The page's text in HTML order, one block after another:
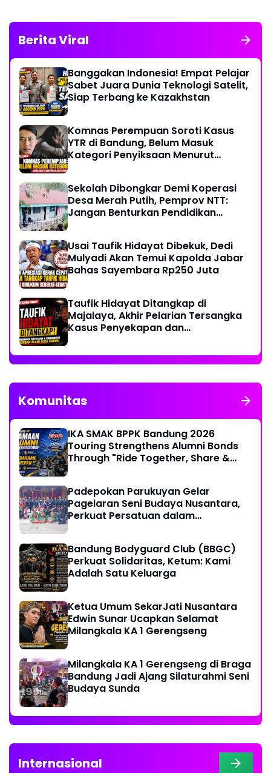
Berita Viral
Banggakan Indonesia! Empat Pelajar
Sabet Juara Dunia Teknologi Satelit,
Siap Terbang ke Kazakhstan
Komnas Perempuan Soroti Kasus
YTR di Bandung, Belum Masuk
Kategori Penyiksaan Menurut
Sekolah Dibongkar Demi Koperasi
Desa Merah Putih, Pemprov NTT:
Jangan Benturkan Pendidikan
Usai Taufik Hidayat Dibekuk, Dedi
Mulyadi Akan Temui Kapolda Jabar
Bahas Sayembara Rp250 Juta
Taufik Hidayat Ditangkap di
Majalaya, Akhir Pelarian Tersangka
Kasus Penyekapan dan
Komunitas
IKA SMAK BPPK Bandung 2026
Touring Strengthens Alumni Bonds
Through "Ride Together, Share &
Padepokan Parukuyan Gelar
Pagelaran Seni Budaya Nusantara,
Perkuat Persatuan dalam
Bandung Bodyguard Club (BBGC)
Perkuat Solidaritas, Ketum: Kami
Adalah Satu Keluarga
Ketua Umum SekarJati Nusantara
Edwin Sunar Ucapkan Selamat
Milangkala KA 1 Gerengseng
Milangkala KA 1 Gerengseng di Braga
Bandung Jadi Ajang Silaturahmi Seni
Budaya Sunda
Internasional